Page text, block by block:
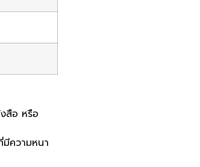
สือ หรือ
ความหนา